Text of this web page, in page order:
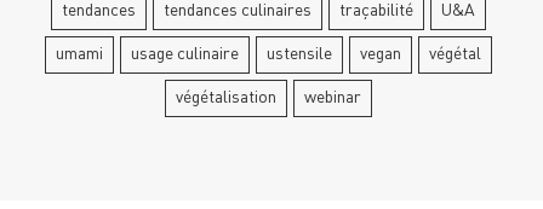
tendances tendances culinaires traçabilité U&A
umami usage culinaire ustensile vegan végétal
végétalisation webinar